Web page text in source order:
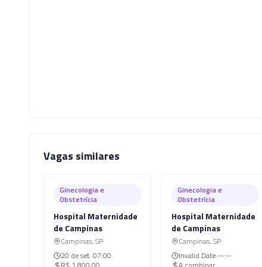
Vagas similares
Ginecologia e
Obstetrícia
Hospital Maternidade
de Campinas
Campinas, SP
20 de set. 07:00
Ginecologia e
Obstetrícia
Hospital Maternidade
de Campinas
Campinas, SP
Invalid Date --:--